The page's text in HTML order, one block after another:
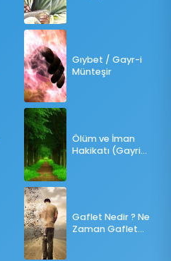
Gıybet / Gayr-i
Münteşir
Ölüm ve İman
Hakikatı (Gayri
Gaflet Nedir ? Ne
Zaman Gaflet